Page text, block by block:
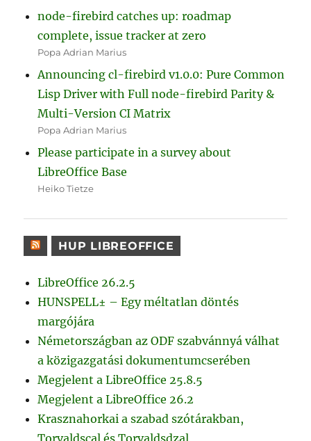
node-firebird catches up: roadmap
complete, issue tracker at zero
Popa Adrian Marius
Announcing cl-firebird v1.0.0: Pure Common
Lisp Driver with Full node-firebird Parity &
Multi-Version CI Matrix
Popa Adrian Marius
Please participate in a survey about
LibreOffice Base
Heiko Tietze
HUP LIBREOFFICE
LibreOffice 26.2.5
HUNSPELL± – Egy méltatlan döntés
margójára
Németországban az ODF szabvánnyá válhat
a közigazgatási dokumentumcserében
Megjelent a LibreOffice 25.8.5
Megjelent a LibreOffice 26.2
Krasznahorkai a szabad szótárakban,
Torvaldscal és Torvaldsdzal